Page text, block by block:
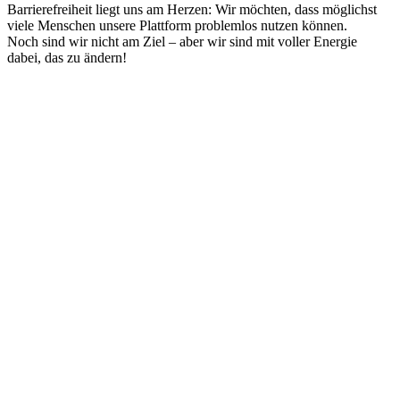
Barrierefreiheit liegt uns am Herzen: Wir möchten, dass möglichst
viele Menschen unsere Plattform problemlos nutzen können.
Noch sind wir nicht am Ziel – aber wir sind mit voller Energie
dabei, das zu ändern!